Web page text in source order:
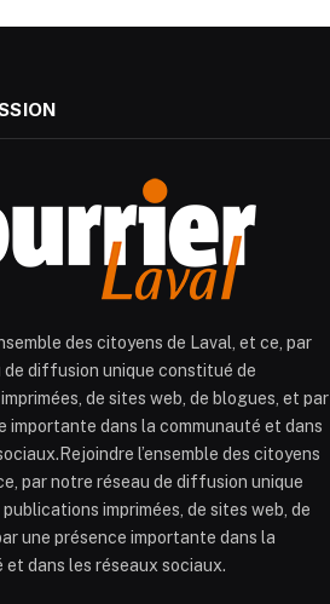
des citoyens de Laval, et ce, par
de diffusion unique constitué de
de sites web, de blogues, et par
importante dans la communauté et dans
l’ensemble des citoyens
par notre réseau de diffusion unique
imprimées, de sites web, de
une présence importante dans la
et dans les réseaux sociaux.